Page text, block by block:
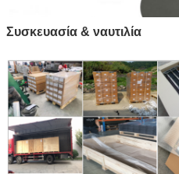
Συσκευασία & ναυτιλία